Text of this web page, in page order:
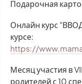
​Подарочная
​Онлайн курс
курсе:
https://
Месяц участия в
родителей с 10